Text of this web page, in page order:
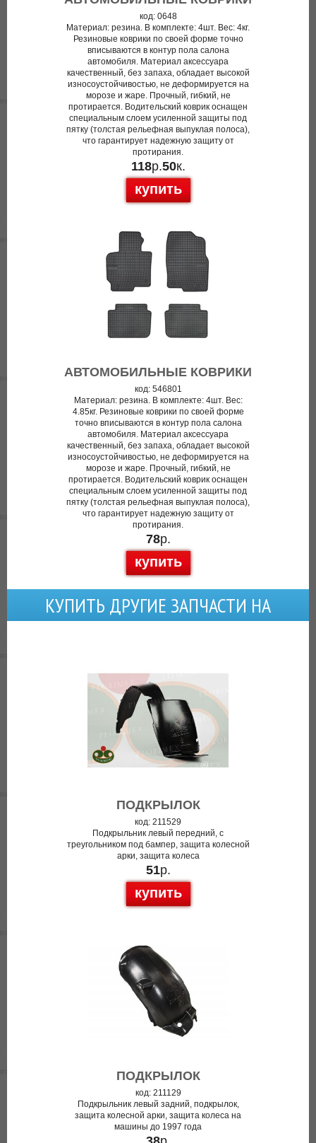
код: 0648
Материал: резина. В комплекте: 4шт. Вес: 4кг.
Резиновые коврики по своей форме точно
вписываются в контур пола салона
автомобиля. Материал аксессуара
качественный, без запаха, обладает высокой
износоустойчивостью, не деформируется на
морозе и жаре. Прочный, гибкий, не
протирается. Водительский коврик оснащен
специальным слоем усиленной защиты под
пятку (толстая рельефная выпуклая полоса),
что гарантирует надежную защиту от
протирания.
118р.50к.
купить
АВТОМОБИЛЬНЫЕ КОВРИКИ
код: 546801
Материал: резина. В комплекте: 4шт. Вес:
4.85кг. Резиновые коврики по своей форме
точно вписываются в контур пола салона
автомобиля. Материал аксессуара
качественный, без запаха, обладает высокой
износоустойчивостью, не деформируется на
морозе и жаре. Прочный, гибкий, не
протирается. Водительский коврик оснащен
специальным слоем усиленной защиты под
пятку (толстая рельефная выпуклая полоса),
что гарантирует надежную защиту от
протирания.
78р.
купить
КУПИТЬ ДРУГИЕ ЗАПЧАСТИ НА
ПОДКРЫЛОК
код: 211529
Подкрыльник левый передний, с
треугольником под бампер, защита колесной
арки, защита колеса
51р.
купить
ПОДКРЫЛОК
код: 211129
Подкрыльник левый задний, подкрылок,
защита колесной арки, защита колеса на
машины до 1997 года